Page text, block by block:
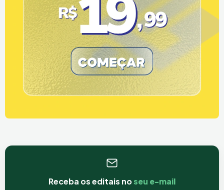
Receba os editais noseu e-mail